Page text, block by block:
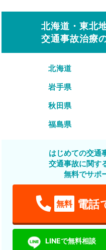
北海道・東北
交通事故治療
北海道
岩手県
秋田県
福島県
はじめての交通
交通事故に関す
無料でサポ
無料 電話
LINEで無料相談